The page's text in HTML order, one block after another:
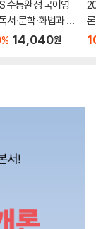
수능완성 국어영
서·문학·화법과 작
년)
% 14,040원
(